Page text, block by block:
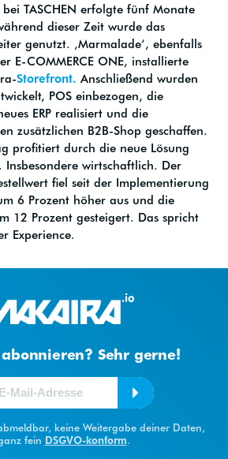
TASCHEN erfolgte fünf Monate
dieser Zeit wurde das
genutzt. ‚Marmalade‘, ebenfalls
E-COMMERCE ONE, installierte
Storefront. Anschließend wurden
POS einbezogen, die
ERP realisiert und die
zusätzlichen B2B-Shop geschaffen.
profitiert durch die neue Lösung
Insbesondere wirtschaftlich. Der
fiel seit der Implementierung
6 Prozent höher aus und die
12 Prozent gesteigert. Das spricht
Experience.
Sehr gerne!
keine Weitergabe deiner Daten,
fein DSGVO-konform.